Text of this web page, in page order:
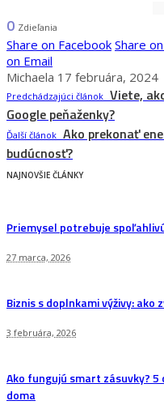
0 Zdieľania
Share on Facebook Share
on Email
Michaela 17 februára, 2024
Predchádzajúci článok Viete,
Google peňaženky?
Ďalší článok Ako prekonať
budúcnosť?
NAJNOVŠIE ČLÁNKY
Priemysel potrebuje
27 marca, 2026
Biznis s doplnkami výživy:
3 februára, 2026
Ako fungujú smart zásuvky?
doma